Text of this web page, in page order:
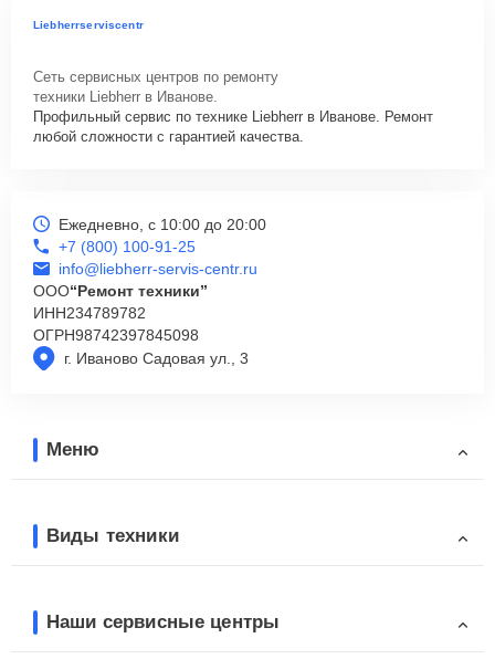
Liebherrserviscentr
Сеть сервисных центров по ремонту
техники Liebherr в Иванове.
Профильный сервис по технике Liebherr в Иванове. Ремонт
любой сложности с гарантией качества.
г. Иваново Садовая ул., 3
Ежедневно, с 10:00 до 20:00
+7 (800) 100-91-25
info@liebherr-servis-centr.ru
ООО“Ремонт техники”
ИНН234789782
ОГРН98742397845098
Меню
Виды техники
Наши сервисные центры